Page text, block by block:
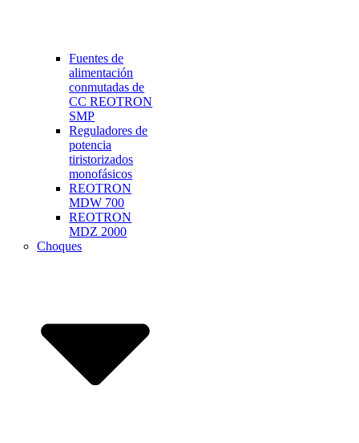
Fuentes de
alimentación
conmutadas de
CC REOTRON
SMP
Reguladores de
potencia
tiristorizados
monofásicos
REOTRON
MDW 700
REOTRON
MDZ 2000
Choques